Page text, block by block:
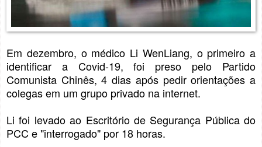
Em dezembro, o médico Li WenLiang, o primeiro a
identificar a Covid-19, foi preso pelo Partido
Comunista Chinês, 4 dias após pedir orientações a
colegas em um grupo privado na internet.
Li foi levado ao Escritório de Segurança Pública do
PCC e "interrogado" por 18 horas.